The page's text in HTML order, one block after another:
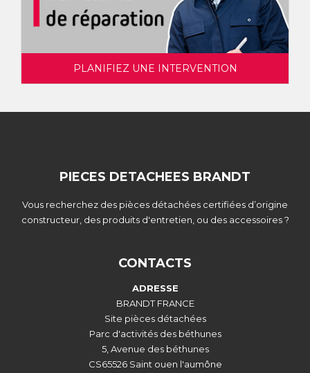
PLANIFIEZ UNE INTERVENTION
PIECES DETACHEES BRANDT
Vous recherchez des pièces détachées certifiées d’origine
constructeur, des produits d'entretien, ou des accessoires ?
CONTACTS
ADRESSE
BRANDT FRANCE
Site pièces détachées
Parc d'activités des béthunes
5, Avenue des béthunes
CS65526 Saint ouen l'aumône